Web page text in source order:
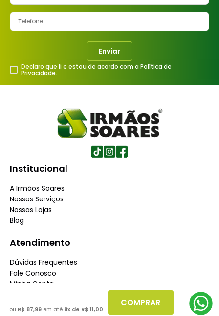
ou R$ 87,99 em até 8x de R$ 11,00
COMPRAR
Enviar
Declaro que li e estou de acordo com a Política de
Privacidade.
Institucional
A Irmãos Soares
Nossos Serviços
Nossas Lojas
Blog
Atendimento
Dúvidas Frequentes
Fale Conosco
Minha Conta
Seja nosso fornecedor